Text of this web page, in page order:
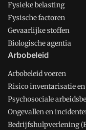
Fysieke belasting
Fysische factoren
Gevaarlijke stoffen
Biologische agentia
Arbobeleid
Arbobeleid voeren
Risico inventarisatie
Psychosociale
Ongevallen en
Bedrijfshulpverlening